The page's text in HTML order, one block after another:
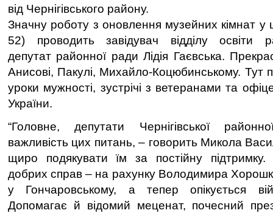
від Чернігівського району.
Значну роботу з оновлення музейних кімнат у
52) проводить завідувач відділу освіти
депутат районної ради Лідія Гаєвська.
Анисові, Пакулі, Михайло-Коцюбинському. Тут
уроки мужності, зустрічі з ветеранами та
України.
“Головне, депутати Чернігівської
важливість цих питань, – говорить Микола
щиро подякувати їм за постійну
добрих справ – на рахунку Володимира
у Гончаровському, а тепер опікується
Допомагає й відомий меценат, почесний